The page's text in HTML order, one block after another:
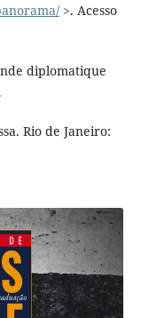
>. Acesso
diplomatique
Rio de Janeiro: